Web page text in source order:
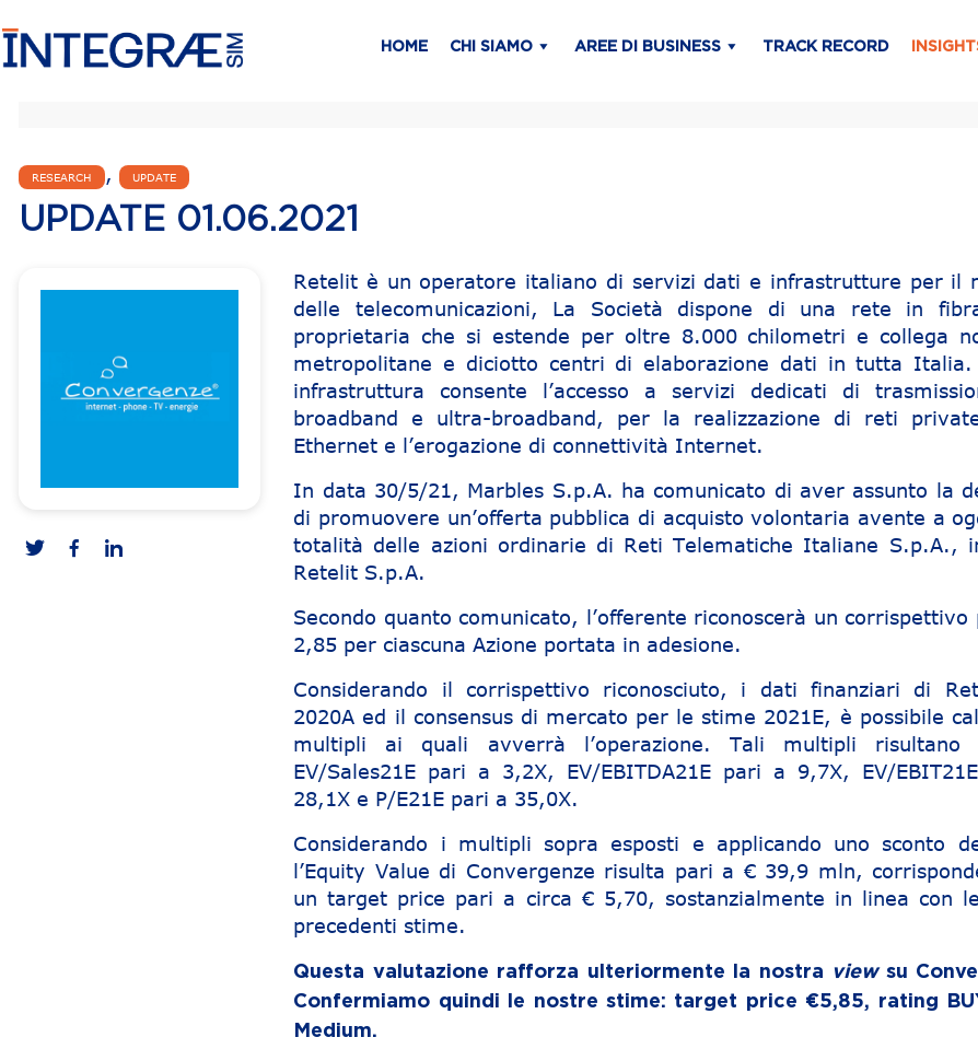
HOME CHI SIAMO AREE DI BUSINESS TRACK RECORD
RESEARCH , UPDATE
UPDATE 01.06.2021
Retelit è un operatore italiano di servizi dati e infrastrutture per il
delle telecomunicazioni, La Società dispone di una rete in
proprietaria che si estende per oltre 8.000 chilometri e collega
metropolitane e diciotto centri di elaborazione dati in tutta Italia.
infrastruttura consente l’accesso a servizi dedicati di
broadband e ultra-broadband, per la realizzazione di reti
Ethernet e l’erogazione di connettività Internet.
In data 30/5/21, Marbles S.p.A. ha comunicato di aver assunto la
di promuovere un’offerta pubblica di acquisto volontaria avente a
totalità delle azioni ordinarie di Reti Telematiche Italiane S.p.A.,
Retelit S.p.A.
Secondo quanto comunicato, l’offerente riconoscerà un corrispettivo
2,85 per ciascuna Azione portata in adesione.
Considerando il corrispettivo riconosciuto, i dati finanziari di
2020A ed il consensus di mercato per le stime 2021E, è possibile
multipli ai quali avverrà l’operazione. Tali multipli risultano
EV/Sales21E pari a 3,2X, EV/EBITDA21E pari a 9,7X, EV/
28,1X e P/E21E pari a 35,0X.
Considerando i multipli sopra esposti e applicando uno sconto
l’Equity Value di Convergenze risulta pari a € 39,9 mln,
un target price pari a circa € 5,70, sostanzialmente in linea con
precedenti stime.
Questa valutazione rafforza ulteriormente la nostra viewsu
Confermiamo quindi le nostre stime: target price €5,85, rating
Medium.